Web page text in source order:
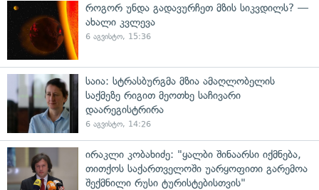
როგორ უნდა გადავურჩეთ მზის სიკვდილს? —
ახალი კვლევა
6 აგვისტო, 15:36
საია: სტრასბურგმა მზია ამაღლობელის
საქმეზე რიგით მეოთხე საჩივარი
დაარეგისტრირა
6 აგვისტო, 14:26
ირაკლი კობახიძე: "ყალბი შინაარსი იქმნება,
თითქოს საქართველოში უარყოფითი გარემოა
შექმნილი რუსი ტურისტებისთვის"